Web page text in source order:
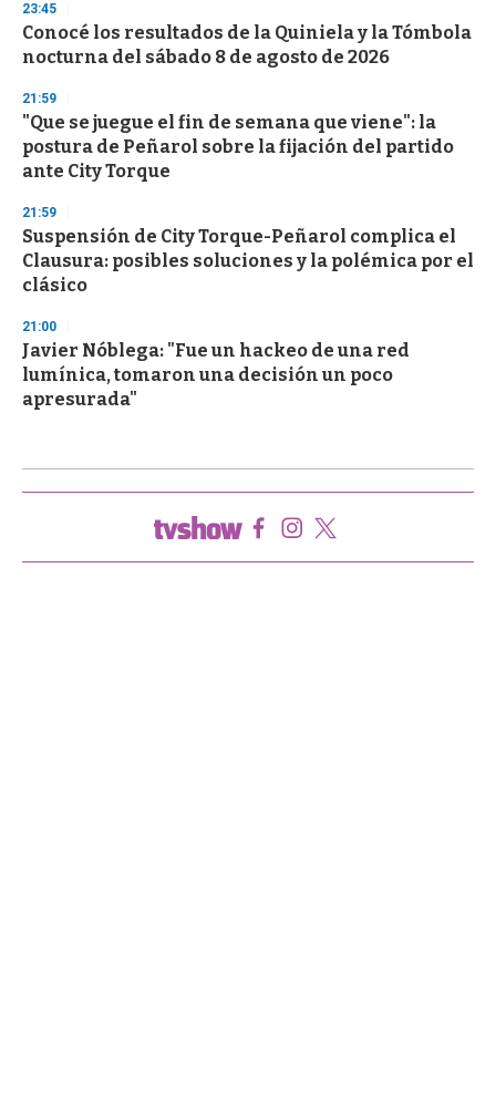
23:45
Conocé los resultados de la Quiniela y la Tómbola
nocturna del sábado 8 de agosto de 2026
21:59
"Que se juegue el fin de semana que viene": la
postura de Peñarol sobre la fijación del partido
ante City Torque
21:59
Suspensión de City Torque-Peñarol complica el
Clausura: posibles soluciones y la polémica por el
clásico
21:00
Javier Nóblega: "Fue un hackeo de una red
lumínica, tomaron una decisión un poco
apresurada"